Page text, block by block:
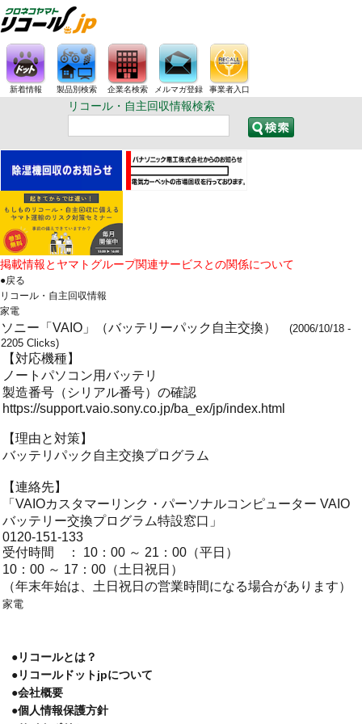
新着情報 製品別検索 企業名検索 メルマガ登録 事業者入口
リコール・自主回収情報検索
掲載情報とヤマトグループ関連サービスとの関係について
●戻る
リコール・自主回収情報
家電
ソニー「VAIO」（バッテリーパック自主交換）
(2006/10/18 -
2205 Clicks)
【対応機種】
ノートパソコン用バッテリ
製造番号（シリアル番号）の確認
https://support.vaio.sony.co.jp/ba_ex/jp/index.html
【理由と対策】
バッテリパック自主交換プログラム
【連絡先】
「VAIOカスタマーリンク・パーソナルコンピューター VAIO
バッテリー交換プログラム特設窓口」
0120-151-133
受付時間 ： 10：00 ～ 21：00（平日）
10：00 ～ 17：00（土日祝日）
（年末年始は、土日祝日の営業時間になる場合があります）
家電
●リコールとは？
●リコールドットjpについて
●会社概要
●個人情報保護方針